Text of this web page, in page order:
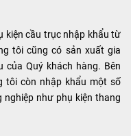
cao hiệu suất
làm việc và kéo
dài tuổi thọ của
máy móc.
kiện cầu trục nhập khẩu từ
tôi cũng có sản xuất gia
Quý khách hàng. Bên
tôi còn nhập khẩu một số
nghiệp như phụ kiện thang